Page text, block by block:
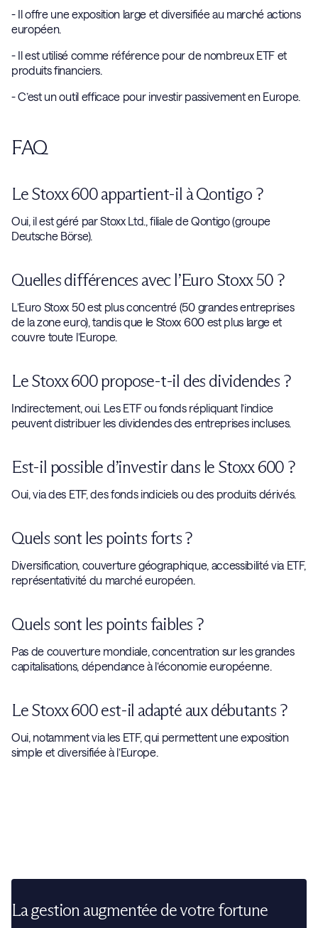
- Il offre une exposition large et diversifiée au marché actions
européen.
- Il est utilisé comme référence pour de nombreux ETF et
produits financiers.
- C’est un outil efficace pour investir passivement en Europe.
FAQ
Le Stoxx 600 appartient-il à Qontigo ?
Oui, il est géré par Stoxx Ltd., filiale de Qontigo (groupe
Deutsche Börse).
Quelles différences avec l’Euro Stoxx 50 ?
L’Euro Stoxx 50 est plus concentré (50 grandes entreprises
de la zone euro), tandis que le Stoxx 600 est plus large et
couvre toute l’Europe.
Le Stoxx 600 propose-t-il des dividendes ?
Indirectement, oui. Les ETF ou fonds répliquant l’indice
peuvent distribuer les dividendes des entreprises incluses.
Est-il possible d’investir dans le Stoxx 600 ?
Oui, via des ETF, des fonds indiciels ou des produits dérivés.
Quels sont les points forts ?
Diversification, couverture géographique, accessibilité via ETF,
représentativité du marché européen.
Quels sont les points faibles ?
Pas de couverture mondiale, concentration sur les grandes
capitalisations, dépendance à l’économie européenne.
Le Stoxx 600 est-il adapté aux débutants ?
Oui, notamment via les ETF, qui permettent une exposition
simple et diversifiée à l’Europe.
La gestion augmentée de votre fortune